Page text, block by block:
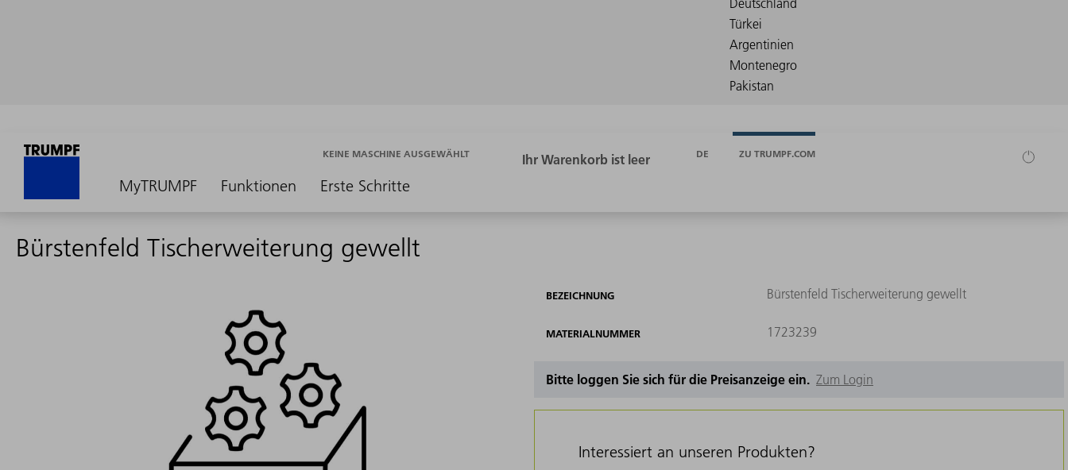
MyTRUMPF Funktionen Erste Schritte
KEINE MASCHINE AUSGEWÄHLT DE ZU TRUMPF.COM
Bürstenfeld Tischerweiterung gewellt
BEZEICHNUNG Bürstenfeld Tischerweiterung gewellt
MATERIALNUMMER 1723239
Bitte loggen Sie sich für die Preisanzeige ein. Zum Login
Interessiert an unseren Produkten?